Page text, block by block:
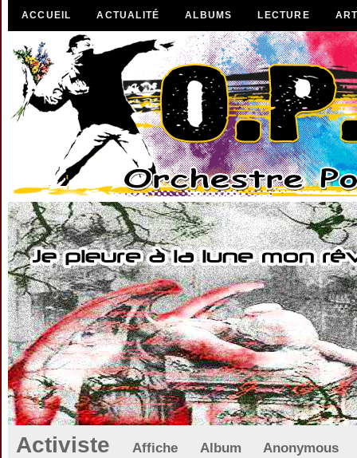
ACCUEIL ACTUALITÉ ALBUMS LECTURE
Activiste Affiche Album Anonymous